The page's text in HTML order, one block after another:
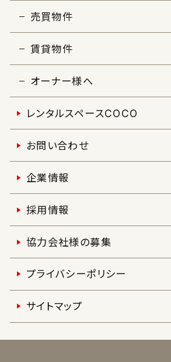
売買物件
賃貸物件
オーナー様へ
レンタルスペースCOCO
お問い合わせ
企業情報
採用情報
協力会社様の募集
プライバシーポリシー
サイトマップ